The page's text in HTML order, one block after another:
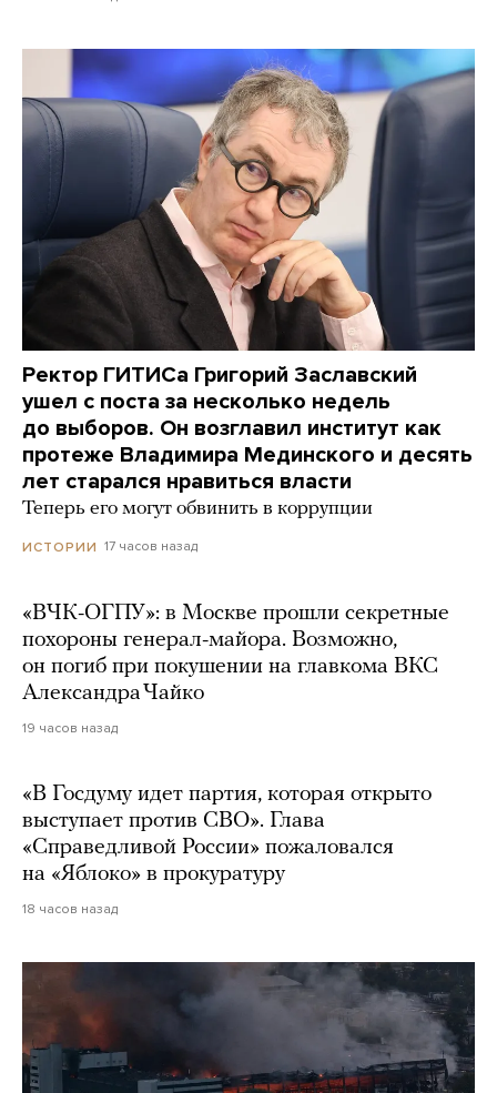
Ректор ГИТИСа Григорий Заславский
ушел с поста за несколько недель
до выборов. Он возглавил институт как
протеже Владимира Мединского и десять
лет старался нравиться власти
Теперь его могут обвинить в коррупции
ИСТОРИИ 17 часов назад
«ВЧК-ОГПУ»: в Москве прошли секретные
похороны генерал-майора. Возможно,
он погиб при покушении на главкома ВКС
Александра Чайко
19 часов назад
«В Госдуму идет партия, которая открыто
выступает против СВО». Глава
«Справедливой России» пожаловался
на «Яблоко» в прокуратуру
18 часов назад